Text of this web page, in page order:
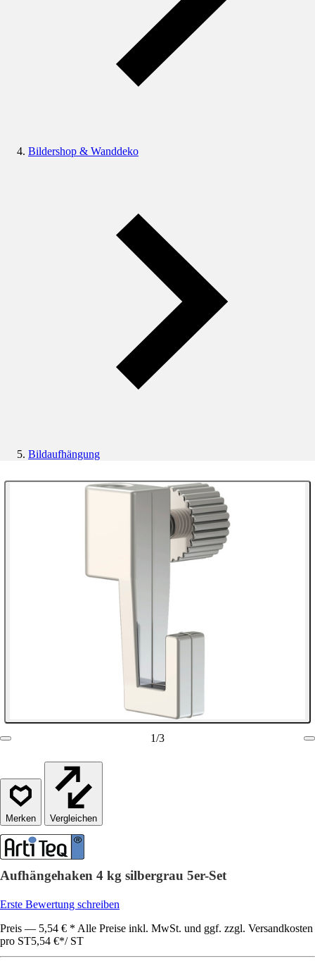
Bildershop & Wanddeko
Bildaufhängung
1/3
Vergleichen
Aufhängehaken 4 kg silbergrau 5er-Set
Erste Bewertung schreiben
Preis — 5,54 € * Alle Preise inkl. MwSt. und ggf. zzgl. Versandkosten
pro ST5,54 €*/ ST